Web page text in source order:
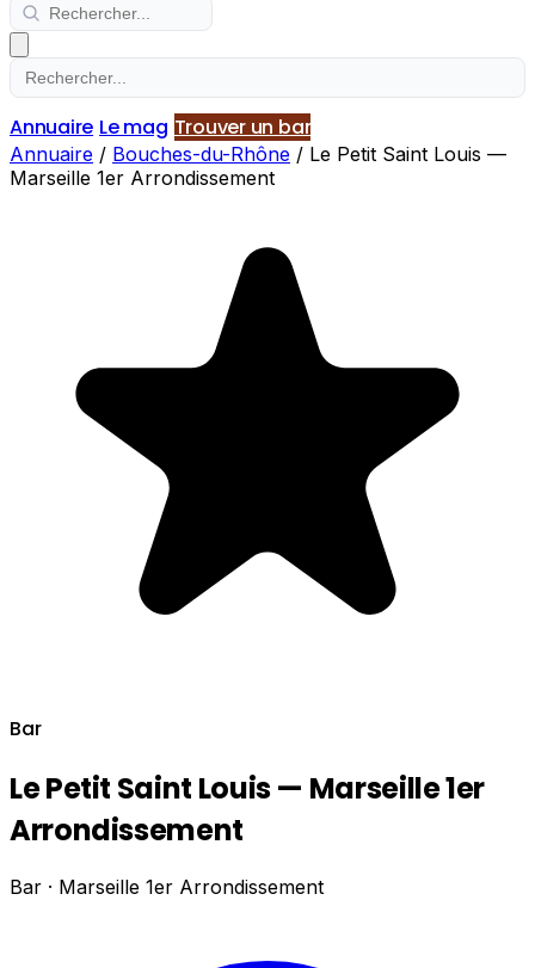
Annuaire Le mag Trouver un bar
Annuaire / Bouches-du-Rhône / Le Petit Saint Louis —
Marseille 1er Arrondissement
Bar
Le Petit Saint Louis — Marseille 1er
Arrondissement
Bar · Marseille 1er Arrondissement